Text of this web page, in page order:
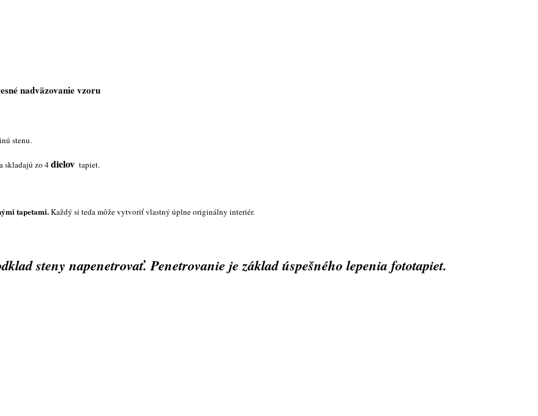
nadväzovanie vzoru
stenu.
skladajú zo 4dielov tapiet.
tapetami.Každý si teda môže vytvoriť vlastný úplne originálny interiér.
steny napenetrovať. Penetrovanie je základ úspešného lepenia fototapiet.